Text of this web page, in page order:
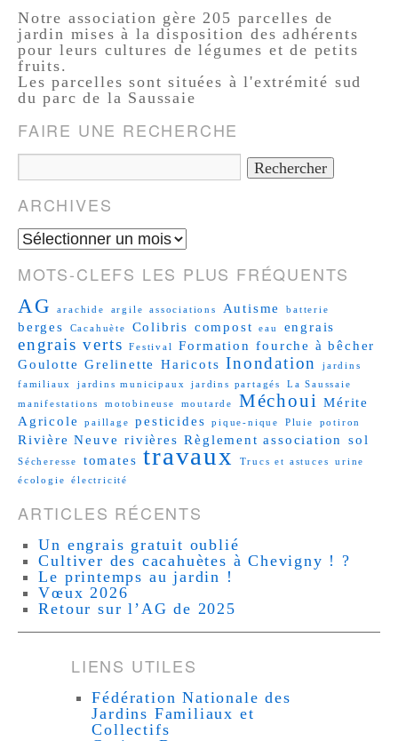
Notre association gère 205 parcelles de
jardin mises à la disposition des adhérents
pour leurs cultures de légumes et de petits
fruits.
Les parcelles sont situées à l'extrémité sud
du parc de la Saussaie
FAIRE UNE RECHERCHE
ARCHIVES
MOTS-CLEFS LES PLUS FRÉQUENTS
AG
arachide argile associations Autisme batterie
berges Cacahuète Colibris compost eau engrais
engrais verts Festival Formation fourche à bêcher
Goulotte Grelinette Haricots Inondation
jardins
familiaux
jardins municipaux jardins partagés
La Saussaie
manifestations
motobineuse moutarde Méchoui Mérite
Agricole
paillage pesticides pique-nique Pluie potiron
Rivière Neuve rivières Règlement association sol
Sécheresse tomates travaux Trucs et astuces
urine
écologie
électricité
ARTICLES RÉCENTS
Un engrais gratuit oublié
Cultiver des cacahuètes à Chevigny ! ?
Le printemps au jardin !
Vœux 2026
Retour sur l’AG de 2025
LIENS UTILES
Fédération Nationale des
Jardins Familiaux et
Collectifs